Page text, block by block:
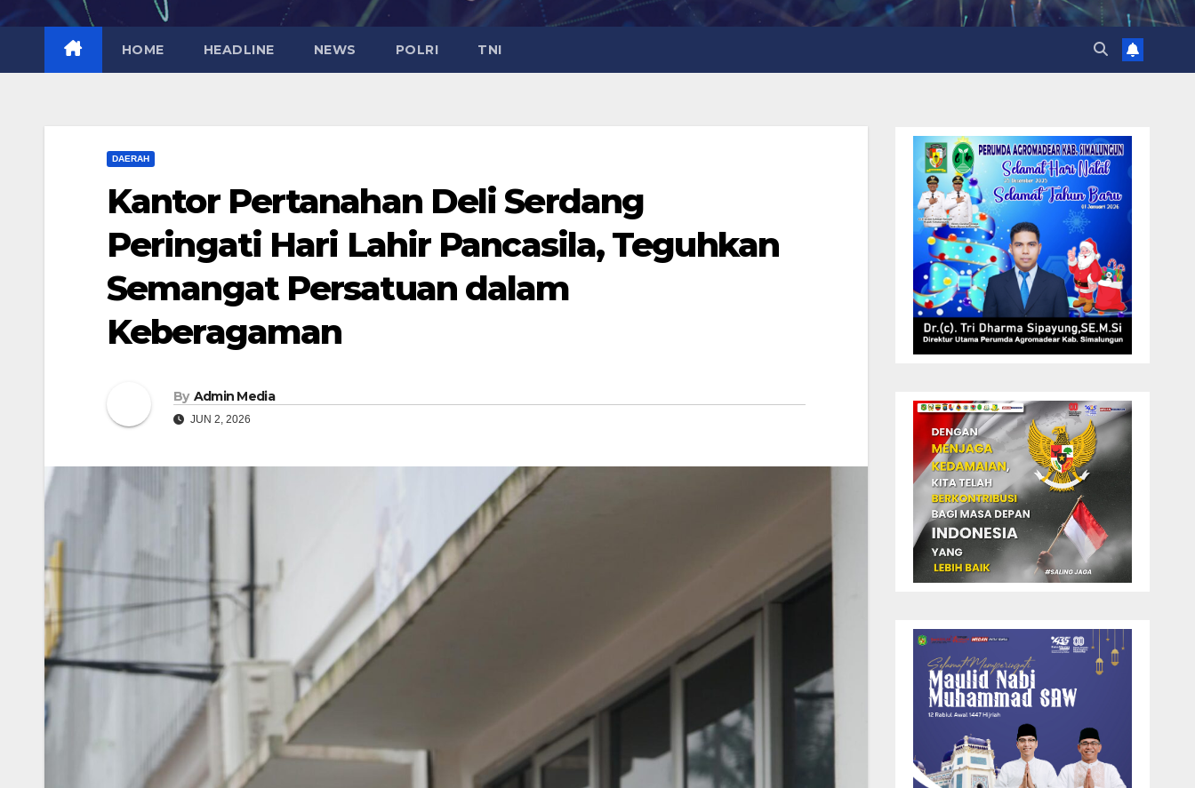
HOME HEADLINE NEWS POLRI TNI
DAERAH
Kantor Pertanahan Deli Serdang
Peringati Hari Lahir Pancasila, Teguhkan
Semangat Persatuan dalam
Keberagaman
By Admin Media
JUN 2, 2026